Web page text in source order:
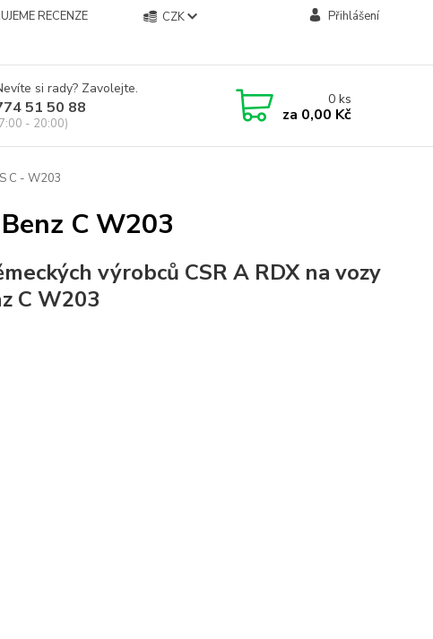
RECENZE
CZK Přihlášení
si rady? Zavolejte.
51 50 88
- 20:00)
0ks
za 0,00 Kč
C - W203
C W203
výrobců CSR A RDX na vozy
C W203